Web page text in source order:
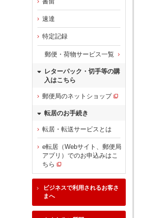
速達
特定記録
郵便・荷物サービス一覧
レターパック・切手等の購
入はこちら
郵便局のネットショップ
転居のお手続き
転居・転送サービスとは
e転居（Webサイト、郵便局
アプリ）でのお申込みはこ
ちら
ビジネスで利用されるお客さ
まへ